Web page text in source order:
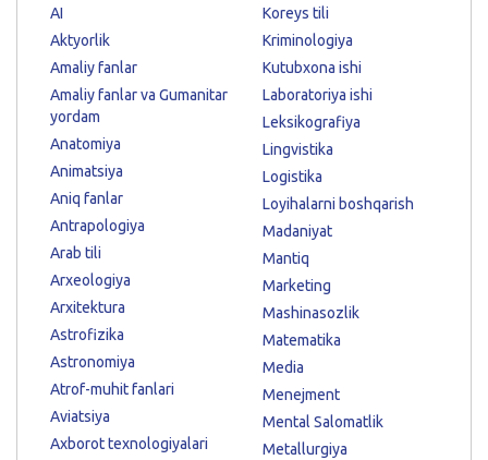
AI
Aktyorlik
Amaliy fanlar
Amaliy fanlar va Gumanitar
yordam
Anatomiya
Animatsiya
Aniq fanlar
Antrapologiya
Arab tili
Arxeologiya
Arxitektura
Astrofizika
Astronomiya
Atrof-muhit fanlari
Aviatsiya
Axborot texnologiyalari
Koreys tili
Kriminologiya
Kutubxona ishi
Laboratoriya ishi
Leksikografiya
Lingvistika
Logistika
Loyihalarni boshqarish
Madaniyat
Mantiq
Marketing
Mashinasozlik
Matematika
Media
Menejment
Mental Salomatlik
Metallurgiya